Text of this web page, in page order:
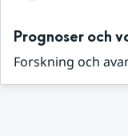
Prognoser och
Forskning och